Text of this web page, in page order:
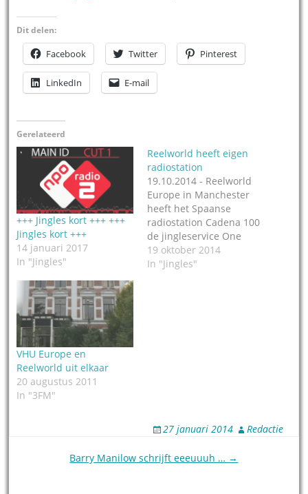
Dit delen:
Facebook Twitter Pinterest
LinkedIn E-mail
Gerelateerd
+++ Jingles kort +++ +++
Jingles kort +++
14 januari 2017
In "Jingles"
Reelworld heeft eigen
radiostation
19.10.2014 - Reelworld
Europe in Manchester
heeft het Spaanse
radiostation Cadena 100
de jingleservice One
verkocht. Dat is een
abonnement op
19 oktober 2014
In "Jingles"
VHU Europe en
Reelworld uit elkaar
20 augustus 2011
In "3FM"
27 januari 2014 Redactie
Barry Manilow schrijft eeeuuuh … →